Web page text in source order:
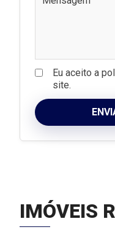
Eu aceito a
site.
IMÓVEIS